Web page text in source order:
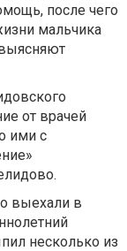
после чего
мальчика
от врачей
ими с
выехали в
несколько из